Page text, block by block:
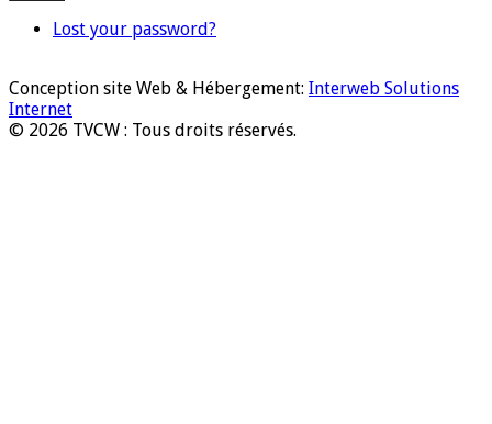
Lost your password?
Conception site Web & Hébergement: Interweb Solutions
Internet
© 2026 TVCW : Tous droits réservés.